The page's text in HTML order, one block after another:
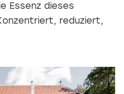
Essenz dieses
reduziert,